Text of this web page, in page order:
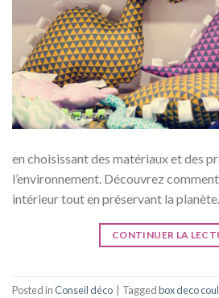
en choisissant des matériaux et des
l’environnement. Découvrez
intérieur tout en préservant la planète…
CONTINUER LA
Posted inConseil déco Taggedbox deco